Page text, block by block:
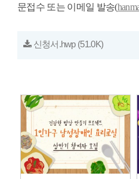
문접수 또는 이메일 발송(
신청서.hwp(51.0K)